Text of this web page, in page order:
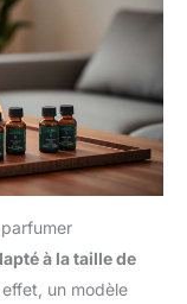
à la taille de
effet, un modèle